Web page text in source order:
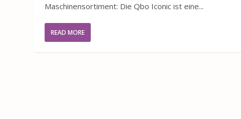
Maschinensortiment: Die Qbo Iconic ist eine...
READ MORE